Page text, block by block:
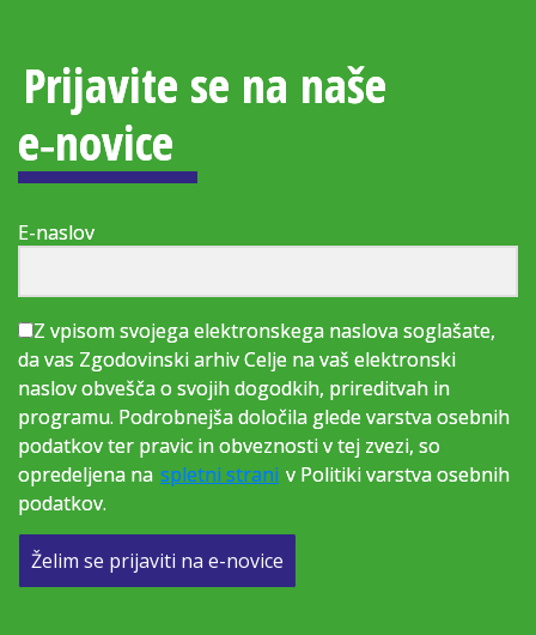
Prijavite se na naše
e‑novice
E-naslov
Z vpisom svojega elektronskega naslova soglašate,
da vas Zgodovinski arhiv Celje na vaš elektronski
naslov obvešča o svojih dogodkih, prireditvah in
programu. Podrobnejša določila glede varstva osebnih
podatkov ter pravic in obveznosti v tej zvezi, so
opredeljena na spletni strani v Politiki varstva osebnih
podatkov.
Želim se prijaviti na e-novice